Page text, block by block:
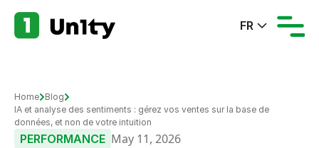
FR
Home Blog
IA et analyse des sentiments : gérez vos ventes sur la base de
données, et non de votre intuition
PERFORMANCE May 11, 2026